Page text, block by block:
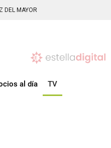
DEL MAYOR
al día TV